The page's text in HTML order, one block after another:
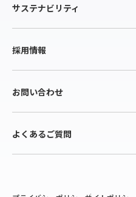
サステナビリティ
採用情報
お問い合わせ
よくあるご質問